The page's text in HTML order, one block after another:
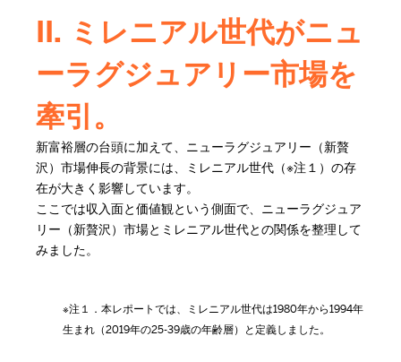
II. ミレニアル世代がニュ
ーラグジュアリー市場を
牽引。
新富裕層の台頭に加えて、ニューラグジュアリー（新贅
沢）市場伸長の背景には、ミレニアル世代（※注１）の存
在が大きく影響しています。
ここでは収入面と価値観という側面で、ニューラグジュア
リー（新贅沢）市場とミレニアル世代との関係を整理して
みました。
※注１．本レポートでは、ミレニアル世代は1980年から1994年
生まれ（2019年の25-39歳の年齢層）と定義しました。